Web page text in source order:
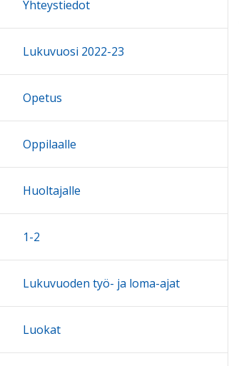
Yhteystiedot
Lukuvuosi 2022-23
Opetus
Oppilaalle
Huoltajalle
1-2
Lukuvuoden työ- ja loma-ajat
Luokat